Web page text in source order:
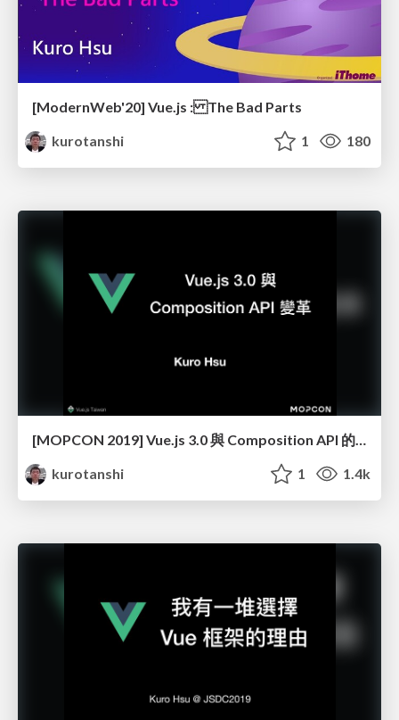
[ModernWeb'20] Vue.js : The Bad Parts
kurotanshi
1 180
[MOPCON 2019] Vue.js 3.0 與 Composition API 的變革
kurotanshi
1 1.4k